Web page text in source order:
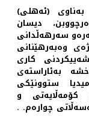
(ئه‌هلی)
دیسان
سه‌رهه‌ڵدانی
وه‌به‌رهێنانی
كاری
به‌ئاراسته‌ی
ستوونێكی
و
چواره‌م. .